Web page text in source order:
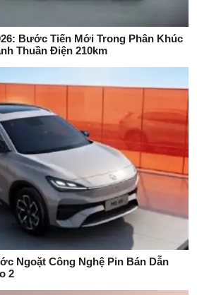
Bước Tiến Mới Trong Phân Khúc
Thuần Điện 210km
Ngoặt Công Nghệ Pin Bán Dẫn
2